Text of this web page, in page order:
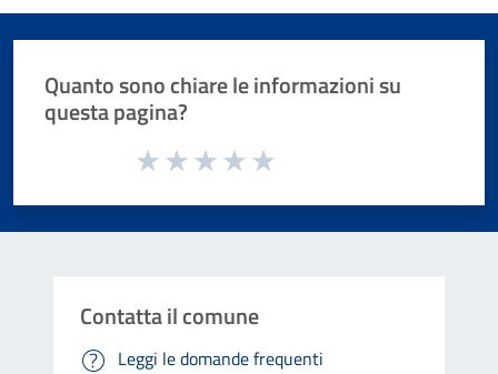
Quanto sono chiare le informazioni su
questa pagina?
Valuta da 1 a 5 stelle la pagina
Contatta il comune
Leggi le domande frequenti